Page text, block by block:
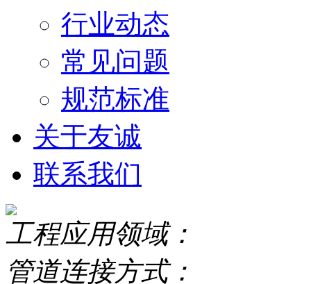
行业动态
常见问题
规范标准
关于友诚
联系我们
工程应用领域：
管道连接方式：